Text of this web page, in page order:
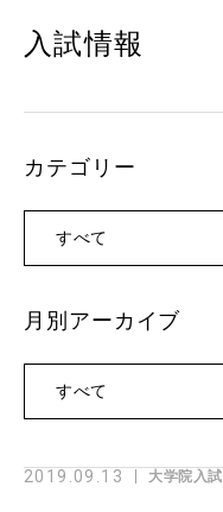
2019.09.13 大学院入試
入試情報
カテゴリー
すべて
月別アーカイブ
すべて